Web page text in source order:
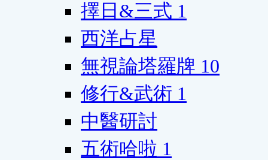
擇日&三式 1
西洋占星
無視論塔羅牌 10
修行&武術 1
中醫研討
五術哈啦 1